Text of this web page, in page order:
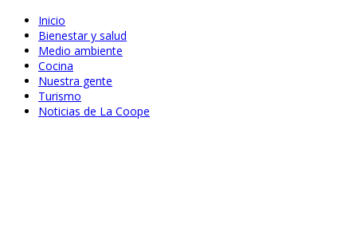
Inicio
Bienestar y salud
Medio ambiente
Cocina
Nuestra gente
Turismo
Noticias de La Coope